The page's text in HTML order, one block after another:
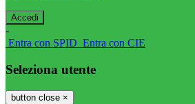
-
Entra con SPID Entra con CIE
Seleziona utente
button close ×